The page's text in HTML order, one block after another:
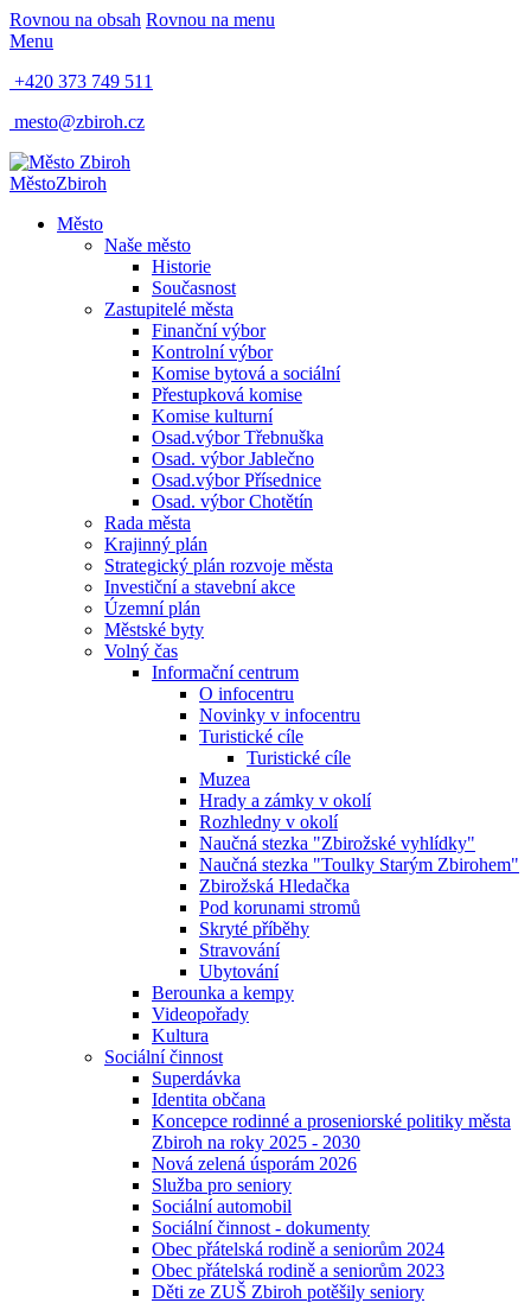
Rovnou na obsah Rovnou na menu
Menu
+420 373 749 511
mesto@zbiroh.cz
MěstoZbiroh
Město
Naše město
Historie
Současnost
Zastupitelé města
Finanční výbor
Kontrolní výbor
Komise bytová a sociální
Přestupková komise
Komise kulturní
Osad.výbor Třebnuška
Osad. výbor Jablečno
Osad.výbor Přísednice
Osad. výbor Chotětín
Rada města
Krajinný plán
Strategický plán rozvoje města
Investiční a stavební akce
Územní plán
Městské byty
Volný čas
Informační centrum
O infocentru
Novinky v infocentru
Turistické cíle
Turistické cíle
Muzea
Hrady a zámky v okolí
Rozhledny v okolí
Naučná stezka "Zbirožské vyhlídky"
Naučná stezka "Toulky Starým Zbirohem"
Zbirožská Hledačka
Pod korunami stromů
Skryté příběhy
Stravování
Ubytování
Berounka a kempy
Videopořady
Kultura
Sociální činnost
Superdávka
Identita občana
Koncepce rodinné a proseniorské politiky města
Zbiroh na roky 2025 - 2030
Nová zelená úsporám 2026
Služba pro seniory
Sociální automobil
Sociální činnost - dokumenty
Obec přátelská rodině a seniorům 2024
Obec přátelská rodině a seniorům 2023
Děti ze ZUŠ Zbiroh potěšily seniory